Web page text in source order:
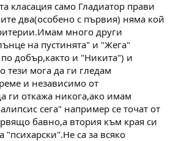
класация само Гладиатор прави
два(особено с първия) няма кой
много други
на пустинята" и "Жега"
добър,както и "Никита") и
тези мога да ги гледам
и независимо от
ги откажа никога,ако имам
сега" например се точат от
бавно,а втория към края си
"психарски".Не са за всяко